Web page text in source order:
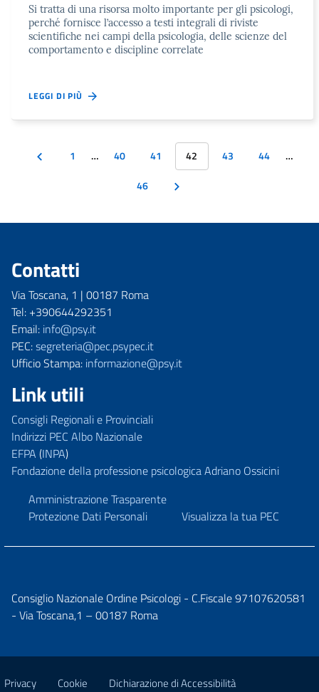
Si tratta di una risorsa molto importante per gli psicologi,
perché fornisce l’accesso a testi integrali di riviste
scientifiche nei campi della psicologia, delle scienze del
comportamento e discipline correlate
LEGGI DI PIÙ
1 … 40 41 42 43 44
…
46
Contatti
Via Toscana, 1 | 00187 Roma
Tel: +390644292351
Email: info@psy.it
PEC:segreteria@pec.psypec.it
Ufficio Stampa: informazione@psy.it
Link utili
Consigli Regionali e Provinciali
Indirizzi PEC Albo Nazionale
EFPA (INPA)
Fondazione della professione psicologica Adriano Ossicini
Amministrazione Trasparente
Protezione Dati Personali
Visualizza la tua PEC
Consiglio Nazionale Ordine Psicologi - C.Fiscale 97107620581
- Via Toscana,1 – 00187 Roma
Privacy Cookie Dichiarazione di Accessibilità